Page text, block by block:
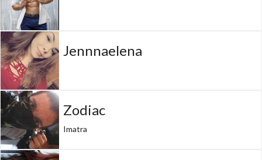
Jennnaelena
Zodiac
Imatra